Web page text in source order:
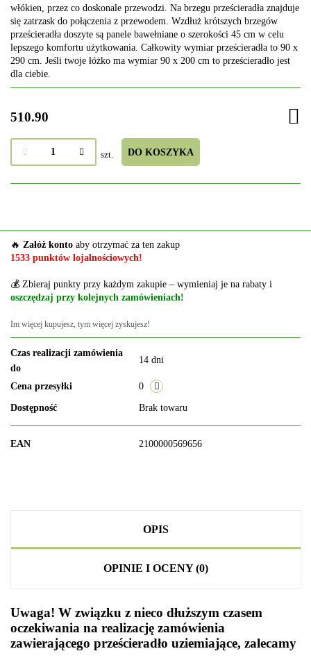
włókien, przez co doskonale przewodzi. Na brzegu prześcieradła znajduje
się zatrzask do połączenia z przewodem. Wzdłuż krótszych brzegów
prześcieradła doszyte są panele bawełniane o szerokości 45 cm w celu
lepszego komfortu użytkowania. Całkowity wymiar prześcieradła to 90 x
290 cm. Jeśli twoje łóżko ma wymiar 90 x 200 cm to prześcieradło jest
dla ciebie.
510.90
szt. DO KOSZYKA
🔥 Załóż konto aby otrzymać za ten zakup
1533 punktów lojalnościowych!
💰 Zbieraj punkty przy każdym zakupie – wymieniaj je na rabaty i
oszczędzaj przy kolejnych zamówieniach!
Im więcej kupujesz, tym więcej zyskujesz!
Czas realizacji zamówienia
do
14 dni
Cena przesyłki 0
Dostępność Brak towaru
EAN 2100000569656
OPIS
OPINIE I OCENY (0)
Uwaga! W związku z nieco dłuższym czasem
oczekiwania na realizację zamówienia
zawierającego prześcieradło uziemiające, zalecamy